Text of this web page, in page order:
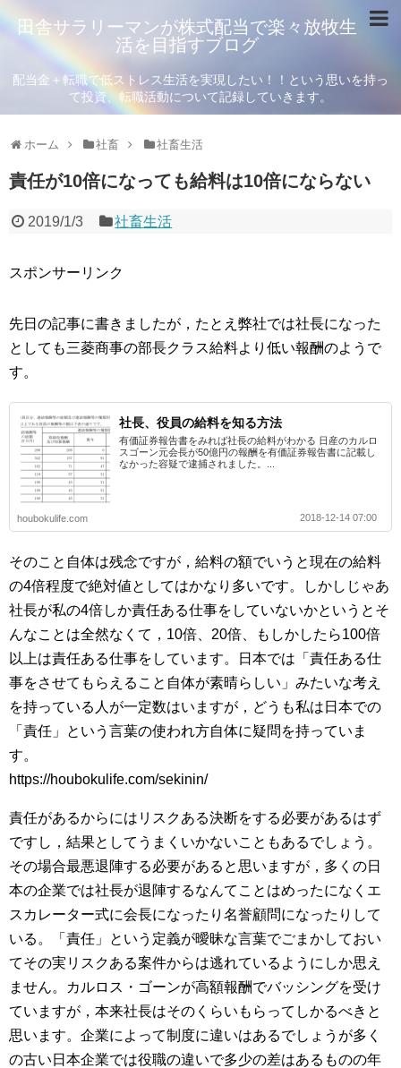
田舎サラリーマンが株式配当で楽々放牧生
活を目指すブログ
配当金＋転職で低ストレス生活を実現したい！！という思いを持っ
て投資、転職活動について記録していきます。
ホーム 社畜 社畜生活
責任が10倍になっても給料は10倍にならない
2019/1/3 社畜生活
スポンサーリンク
先日の記事に書きましたが，たとえ弊社では社長になった
としても三菱商事の部長クラス給料より低い報酬のようで
す。
社長、役員の給料を知る方法
有価証券報告書をみれば社長の給料がわかる 日産のカルロ
スゴーン元会長が50億円の報酬を有価証券報告書に記載し
なかった容疑で逮捕されました。...
houbokulife.com 2018-12-14 07:00
そのこと自体は残念ですが，給料の額でいうと現在の給料
の4倍程度で絶対値としてはかなり多いです。しかしじゃあ
社長が私の4倍しか責任ある仕事をしていないかというとそ
んなことは全然なくて，10倍、20倍、もしかしたら100倍
以上は責任ある仕事をしています。日本では「責任ある仕
事をさせてもらえること自体が素晴らしい」みたいな考え
を持っている人が一定数はいますが，どうも私は日本での
「責任」という言葉の使われ方自体に疑問を持っていま
す。
https://houbokulife.com/sekinin/
責任があるからにはリスクある決断をする必要があるはず
ですし，結果としてうまくいかないこともあるでしょう。
その場合最悪退陣する必要があると思いますが，多くの日
本の企業では社長が退陣するなんてことはめったになくエ
スカレーター式に会長になったり名誉顧問になったりして
いる。「責任」という定義が曖昧な言葉でごまかしておい
てその実リスクある案件からは逃れているようにしか思え
ません。カルロス・ゴーンが高額報酬でバッシングを受け
ていますが，本来社長はそのくらいもらってしかるべきと
思います。企業によって制度に違いはあるでしょうが多く
の古い日本企業では役職の違いで多少の差はあるものの年